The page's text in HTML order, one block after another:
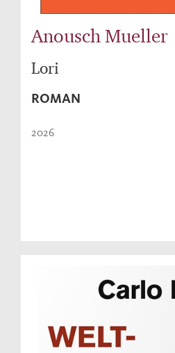
Anousch Mueller
Lori
ROMAN
2026